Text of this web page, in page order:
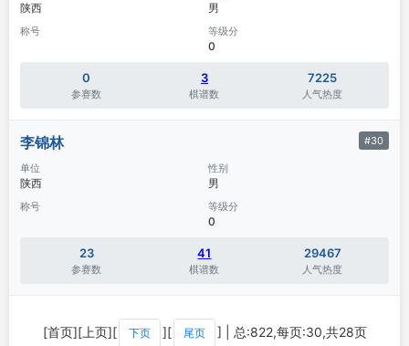
陕西 男
称号 等级分
0
0
参赛数
3
棋谱数
7225
人气热度
李锦林 #30
单位
陕西
性别
男
称号 等级分
0
23
参赛数
41
棋谱数
29467
人气热度
[首页][上页][ 下页 ][ 尾页 ] | 总:822,每页:30,共28页